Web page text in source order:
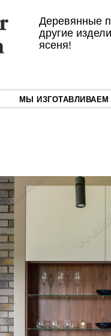
Деревянные
другие
ясеня!
МЫ ИЗГОТАВЛИВАЕМ